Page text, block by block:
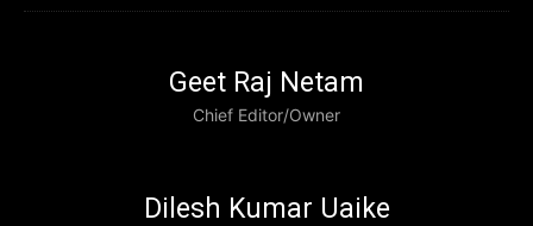
Geet Raj Netam
Chief Editor/Owner
Dilesh Kumar Uaike